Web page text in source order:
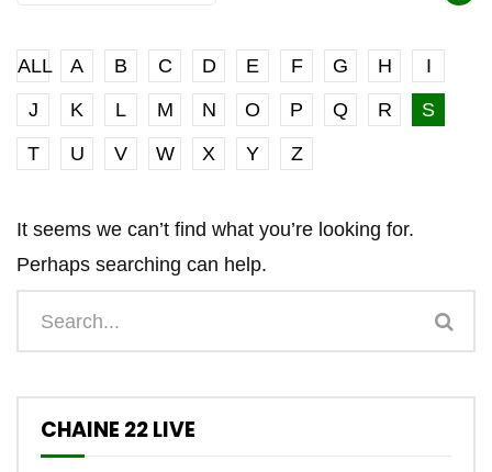
ALL A B C D E F G H
I
J
K L M N O P Q R
S
T
U V W X Y Z
It seems we can’t find what you’re looking for.
Perhaps searching can help.
CHAINE 22 LIVE